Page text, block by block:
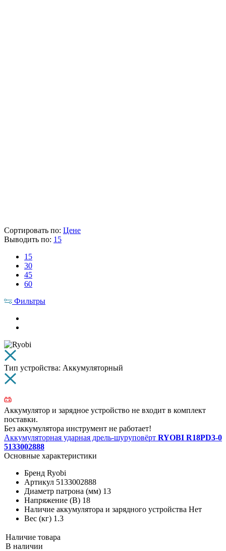
Сортировать по: Цене
Выводить по: 15
15
30
45
60
Фильтры
Тип устройства: Аккумуляторный
Аккумулятор и зарядное устройство не входит в комплект
поставки.
Без аккумулятора инструмент не работает!
Аккумуляторная ударная дрель-шуруповёрт RYOBI R18PD3-0
5133002888
Основные характеристики
Бренд Ryobi
Артикул 5133002888
Диаметр патрона (мм) 13
Напряжение (В) 18
Наличие аккумулятора и зарядного устройства Нет
Вес (кг) 1.3
Наличие товара
В наличии